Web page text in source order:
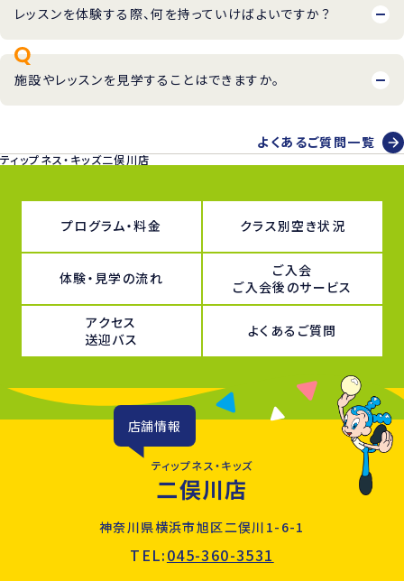
レッスンを体験する際、何を持っていけばよいですか？
施設やレッスンを見学することはできますか。
よくあるご質問一覧
ティップネス・キッズ二俣川店
プログラム・料金 クラス別空き状況
体験・見学の流れ
ご入会
ご入会後のサービス
アクセス
送迎バス
よくあるご質問
店舗情報
ティップネス・キッズ
二俣川店
神奈川県横浜市旭区二俣川1-6-1
TEL:045-360-3531